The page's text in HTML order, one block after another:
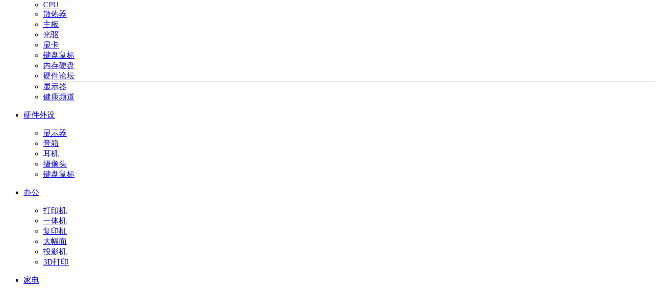
CPU
散热器
主板
光驱
显卡
键盘鼠标
内存硬盘
硬件论坛
显示器
健康频道
硬件外设
显示器
音箱
耳机
摄像头
键盘鼠标
办公
打印机
一体机
复印机
大幅面
投影机
3D打印
家电